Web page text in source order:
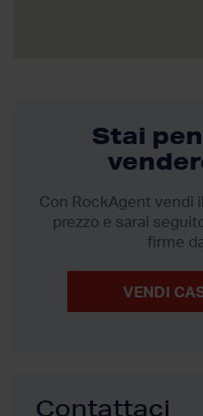
Stai
Con RockAgent vendi
prezzo e sarai
firme
VENDI
Contattaci